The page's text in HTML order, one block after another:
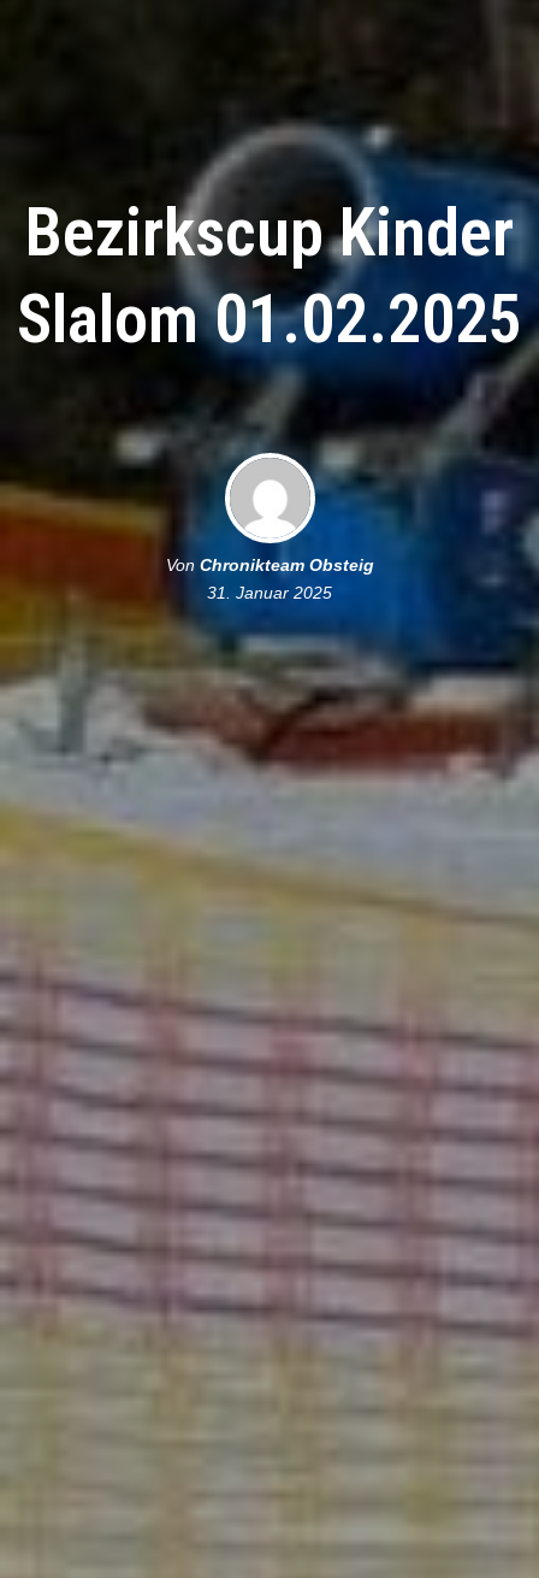
Bezirkscup Kinder
Slalom 01.02.2025
Von Chronikteam Obsteig
31. Januar 2025